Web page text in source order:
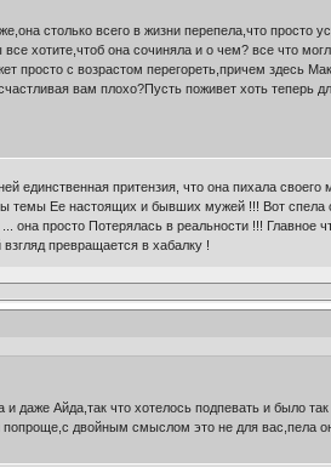
столько всего в жизни перепела,что просто
хотите,чтоб она сочиняла и о чем? все что
просто с возрастом перегореть,причем здесь
вам плохо?Пусть поживет хоть теперь
единственная притензия, что она пихала
Ее настоящих и бывших мужей !!! Вот спела
она просто Потерялась в реальности !!! Главное
превращается в хабалку !
Айда,так что хотелось подпевать и было
двойным смыслом это не для вас,пела